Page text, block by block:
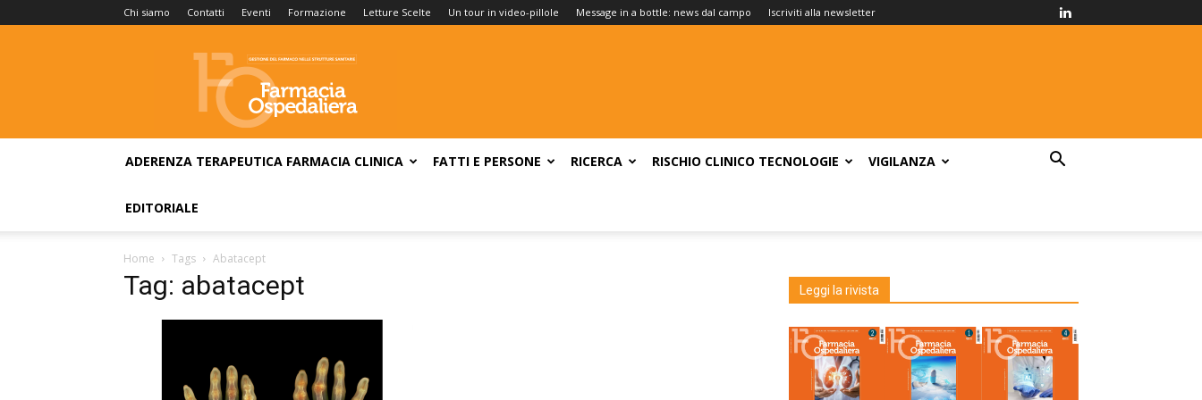
Chi siamo Contatti Eventi Formazione Letture Scelte Un tour in video-pillole Message in a bottle: news dal campo Iscriviti alla newsletter
Farmacia
Ospedaliera
ADERENZA TERAPEUTICA FARMACIA CLINICA FATTI E PERSONE RICERCA RISCHIO CLINICO TECNOLOGIE VIGILANZA
EDITORIALE
Home Tags Abatacept
Tag: abatacept Leggi la rivista